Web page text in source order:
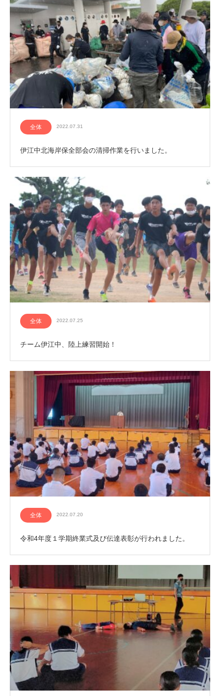
全体 2022.07.31
伊江中北海岸保全部会の清掃作業を行いました。
全体 2022.07.25
チーム伊江中、陸上練習開始！
全体 2022.07.20
令和4年度１学期終業式及び伝達表彰が行われました。